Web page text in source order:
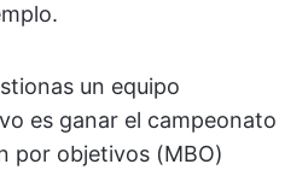
un equipo
es ganar el campeonato
por objetivos (MBO)